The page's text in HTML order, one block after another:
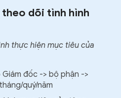
dõi tình hình
thực hiện mục tiêu của
đốc -> bộ phận ->
quý/năm